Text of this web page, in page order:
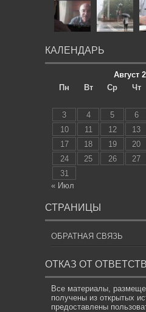
КАЛЕНДАРЬ
Август
Пн
Вт Ср Чт
3
4 5 6
10
11 12 13
17
18 19 20
24
25 26 27
31
« Июл
СТРАНИЦЫ
ОБРАТНАЯ СВЯЗЬ
ОТКАЗ ОТ
Все материалы,
получены из открытых
предоставлены